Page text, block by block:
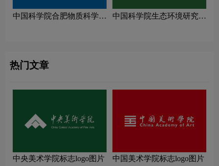
中国科学院合肥物质科学研
中国科学院生态环境研究中
热门文章
中央美术学院标志logo图片 中国美术学院标志logo图片